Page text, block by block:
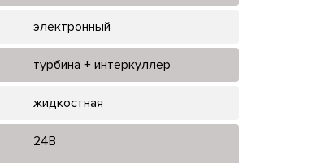
электронный
турбина + интеркуллер
жидкостная
24В